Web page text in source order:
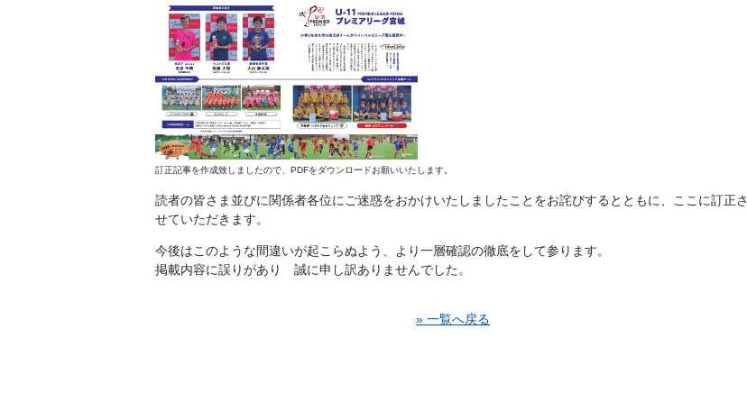
訂正記事を作成致しましたので、PDFをダウンロードお願いいたします。
読者の皆さま並びに関係者各位にご迷惑をおかけいたしましたことをお詫びするとともに、ここに訂正さ
せていただきます。
今後はこのような間違いが起こらぬよう、より一層確認の徹底をして参ります。
掲載内容に誤りがあり 誠に申し訳ありませんでした。
» 一覧へ戻る